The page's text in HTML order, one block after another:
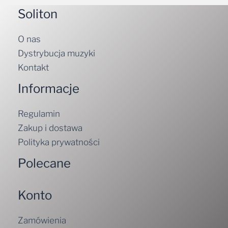
Soliton
O nas
Dystrybucja muzyki
Kontakt
Informacje
Regulamin
Zakup i dostawa
Polityka prywatności
Polecane
Konto
Zamówienia